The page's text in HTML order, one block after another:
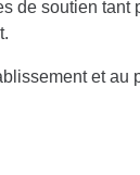
de soutien tant
et au